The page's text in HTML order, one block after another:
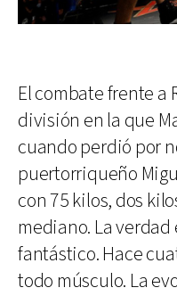
El combate frente a
división en la que
cuando perdió por
puertorriqueño
con 75 kilos, dos
mediano. La
fantástico. Hace
todo músculo. La